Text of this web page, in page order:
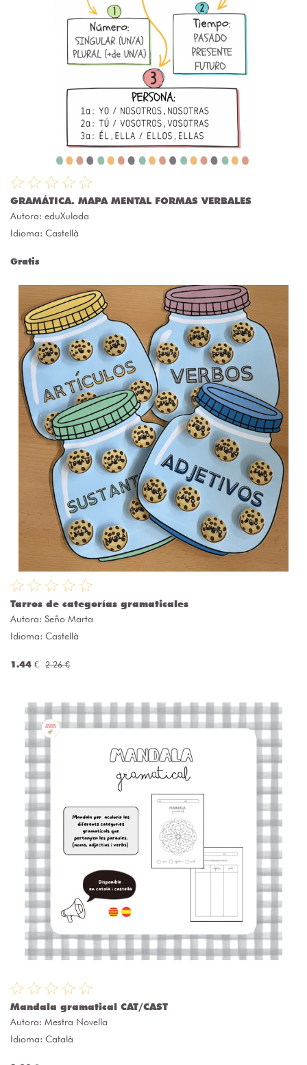
GRAMÁTICA. MAPA MENTAL FORMAS VERBALES
Autora: eduXulada
Idioma: Castellà
Gratis
Tarros de categorías gramaticales
Autora: Seño Marta
Idioma: Castellà
1.44 € 2.26 €
Mandala gramatical CAT/CAST
Autora: Mestra Novella
Idioma: Català